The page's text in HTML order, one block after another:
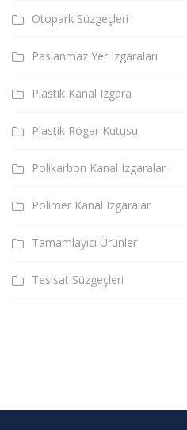
Otopark Süzgeçleri
Paslanmaz Yer Izgaraları
Plastik Kanal Izgara
Plastik Rögar Kutusu
Polikarbon Kanal Izgaralar
Polimer Kanal Izgaralar
Tamamlayıcı Ürünler
Tesisat Süzgeçleri